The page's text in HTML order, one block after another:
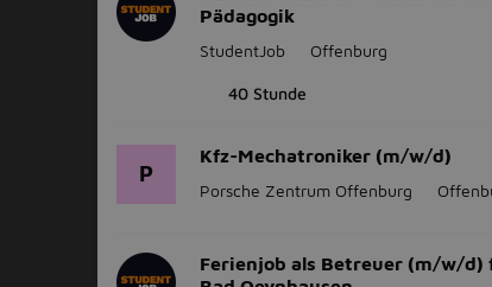
Pädagogik
StudentJob Offenburg
40 Stunde
P
Kfz-Mechatroniker (m/w/d)
Porsche Zentrum Offenburg
Ferienjob als Betreuer (m/w/d)